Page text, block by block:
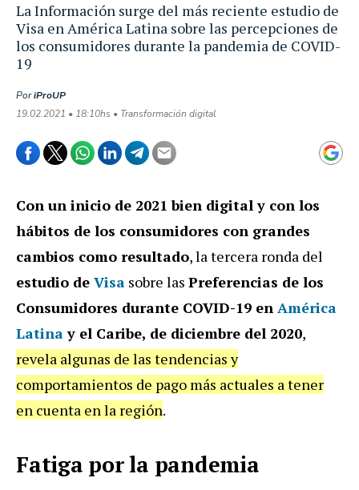
La Información surge del más reciente estudio de
Visa en América Latina sobre las percepciones de
los consumidores durante la pandemia de COVID-
19
PoriProUP
19.02.2021 • 18:10hs • Transformación digital
Con un inicio de 2021 bien digital y con los
hábitos de los consumidores con grandes
cambios como resultado, la tercera ronda del
estudio de Visa sobre las Preferencias de los
Consumidores durante COVID-19 en América
Latinay el Caribe, de diciembre del 2020,
revela algunas de las tendencias y
comportamientos de pago más actuales a tener
en cuenta en la región.
Fatiga por la pandemia